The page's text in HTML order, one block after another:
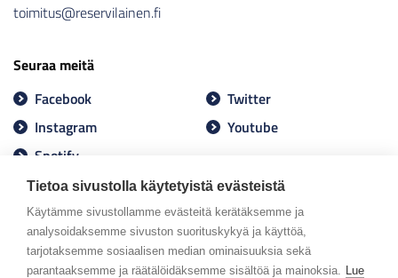
Tietoa sivustolla käytetyistä evästeistä
Käytämme sivustollamme evästeitä kerätäksemme ja
analysoidaksemme sivuston suorituskykyä ja käyttöä,
tarjotaksemme sosiaalisen median ominaisuuksia sekä
parantaaksemme ja räätälöidäksemme sisältöä ja mainoksia. Lue
toimitus@reservilainen.fi
Seuraa meitä
Facebook
Twitter
Instagram
Youtube
Spotify